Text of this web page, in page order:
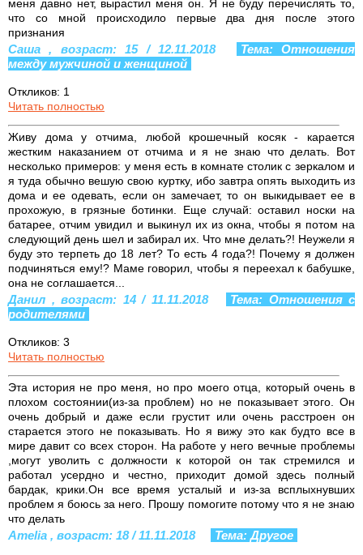
меня давно нет, вырастил меня он. Я не буду перечислять то,
что со мной происходило первые два дня после этого
признания
Саша , возраст: 15 / 12.11.2018
Тема: Отношения
между мужчиной и женщиной
Откликов: 1
Читать полностью
Живу дома у отчима, любой крошечный косяк - карается
жестким наказанием от отчима и я не знаю что делать. Вот
несколько примеров: у меня есть в комнате столик с зеркалом и
я туда обычно вешую свою куртку, ибо завтра опять выходить из
дома и ее одевать, если он замечает, то он выкидывает ее в
прохожую, в грязные ботинки. Еще случай: оставил носки на
батарее, отчим увидил и выкинул их из окна, чтобы я потом на
следующий день шел и забирал их. Что мне делать?! Неужели я
буду это терпеть до 18 лет? То есть 4 года?! Почему я должен
подчиняться ему!? Маме говорил, чтобы я переехал к бабушке,
она не соглашается...
Данил , возраст: 14 / 11.11.2018
Тема: Отношения с
родителями
Откликов: 3
Читать полностью
Эта история не про меня, но про моего отца, который очень в
плохом состоянии(из-за проблем) но не показывает этого. Он
очень добрый и даже если грустит или очень расстроен он
старается этого не показывать. Но я вижу это как будто все в
мире давит со всех сторон. На работе у него вечные проблемы
,могут уволить с должности к которой он так стремился и
работал усердно и честно, приходит домой здесь полный
бардак, крики.Он все время усталый и из-за всплыхнувших
проблем я боюсь за него. Прошу помогите потому что я не знаю
что делать
Amelia , возраст: 18 / 11.11.2018 Тема: Другое